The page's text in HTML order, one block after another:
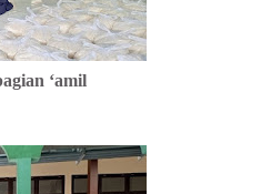
‘amil